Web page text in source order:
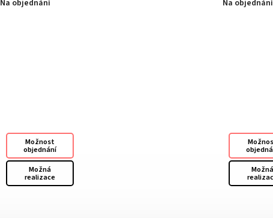
Na objednání Na objednání
Možnost
objednání
Možná
realizace
Možná